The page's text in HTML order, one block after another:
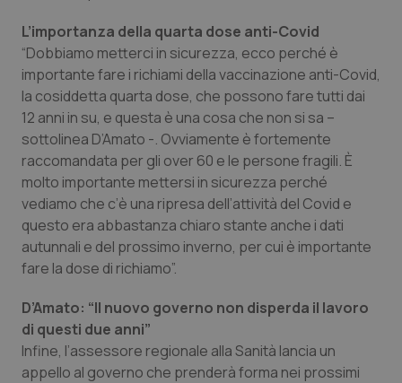
Molise
Piemonte
Provincia Autonoma di Bolzano
Provincia Autonoma di Trento
Puglia
Sardegna
Sicilia
Toscana
Epatiti
HIV
Infezioni & Febbre
Ipertensione & Scompenso
Malattie rare
Malattia di Crohn & Rettocolite Ulcerosa
Neuroscienze & patologie neurodegenerative
Obesità
L’importanza della quarta dose anti-Covid
“Dobbiamo metterci in sicurezza, ecco perché è
importante fare i richiami della vaccinazione anti-Covid,
la cosiddetta quarta dose, che possono fare tutti dai
12 anni in su, e questa è una cosa che non si sa –
sottolinea D’Amato -. Ovviamente è fortemente
raccomandata per gli over 60 e le persone fragili. È
molto importante mettersi in sicurezza perché
vediamo che c’è una ripresa dell’attività del Covid e
questo era abbastanza chiaro stante anche i dati
autunnali e del prossimo inverno, per cui è importante
fare la dose di richiamo”.
D’Amato: “Il nuovo governo non disperda il lavoro
di questi due anni”
Infine, l’assessore regionale alla Sanità lancia un
appello al governo che prenderà forma nei prossimi